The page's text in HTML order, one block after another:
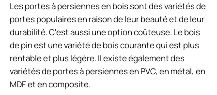
Les portes à persiennes en bois sont des variétés de
portes populaires en raison de leur beauté et de leur
durabilité. C'est aussi une option coûteuse. Le bois
de pin est une variété de bois courante qui est plus
rentable et plus légère. Il existe également des
variétés de portes à persiennes en PVC, en métal, en
MDF et en composite.